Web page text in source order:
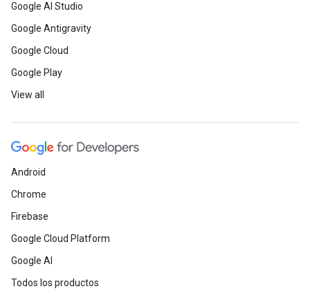
Google AI Studio
Google Antigravity
Google Cloud
Google Play
View all
Android
Chrome
Firebase
Google Cloud Platform
Google AI
Todos los productos